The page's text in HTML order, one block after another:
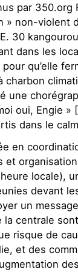
par 350.org
» non-violent
30
dans les
qu’elle
une
oui, Engie »
dans le
en
et
locale),
devant les
un
centrale
risque de
et des